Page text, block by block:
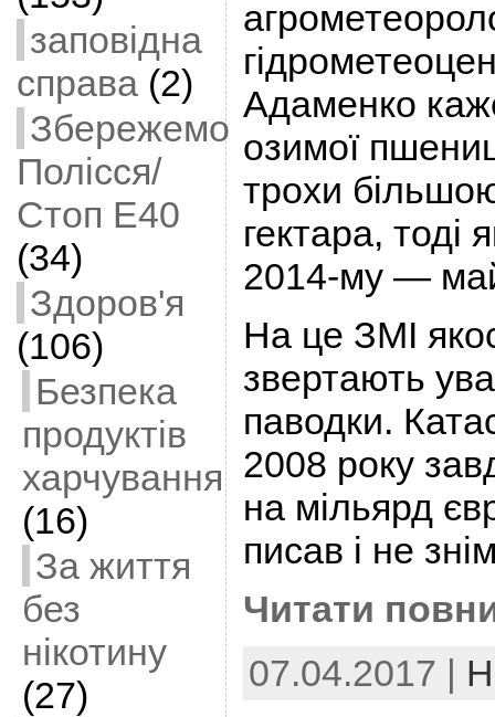
заповідна
справа(2)
Збережемо
Полісся/
Стоп Е40
(34)
Здоров'я
(106)
Безпека
продуктів
харчування
(16)
За життя
без
нікотину
(27)
Адаменко
озимої
трохи
гектара, тоді
2014-му —
На це ЗМІ
звертають
паводки.
2008 року
на мільярд
писав і не
Читати
07.04.2017 |